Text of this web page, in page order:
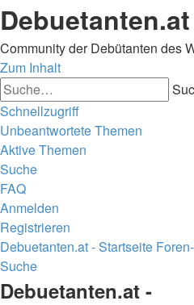
Debuetanten.at
Community der Debütanten des
Zum Inhalt
Schnellzugriff
Unbeantwortete Themen
Aktive Themen
Suche
FAQ
Anmelden
Registrieren
Debuetanten.at - Startseite
Suche
Debuetanten.at -